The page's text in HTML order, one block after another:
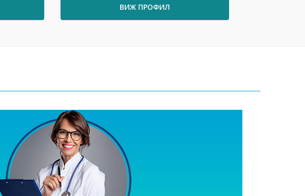
ВИЖ ПРОФИЛ